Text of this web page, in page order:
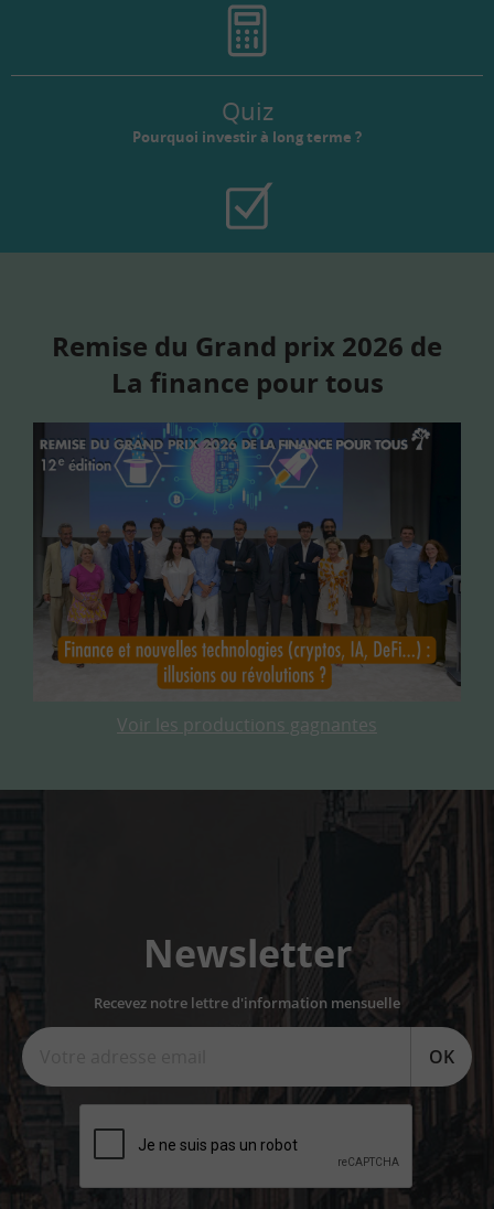
Quiz
Pourquoi investir à long terme ?
Remise du Grand prix 2026 de
La finance pour tous
Voir les productions gagnantes
Newsletter
Recevez notre lettre d'information mensuelle
OK